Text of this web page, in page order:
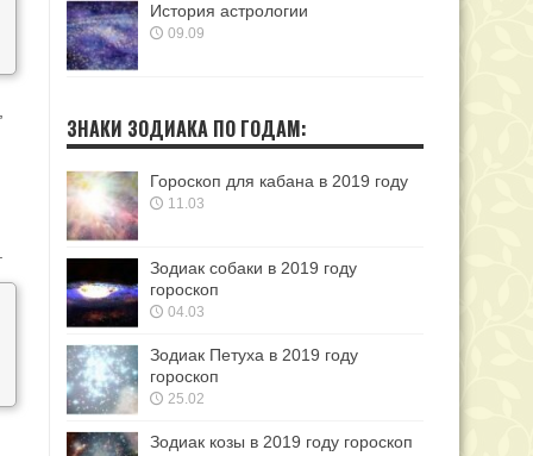
История астрологии
09.09
ЗНАКИ ЗОДИАКА ПО ГОДАМ:
Гороскоп для кабана в 2019 году
11.03
Зодиак собаки в 2019 году
гороскоп
04.03
Зодиак Петуха в 2019 году
гороскоп
25.02
Зодиак козы в 2019 году гороскоп